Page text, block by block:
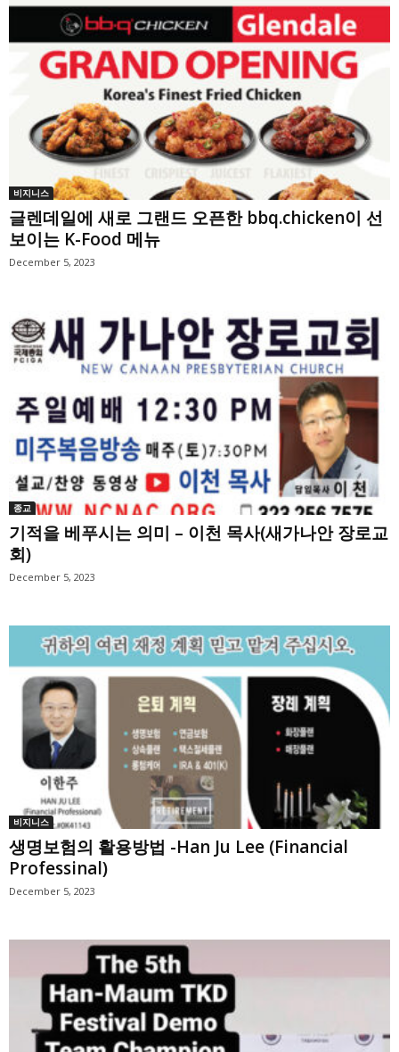
비지니스
글렌데일에 새로 그랜드 오픈한 bbq.chicken이 선
보이는 K-Food 메뉴
December 5, 2023
종교
기적을 베푸시는 의미 – 이천 목사(새가나안 장로교
회)
December 5, 2023
비지니스
생명보험의 활용방법 -Han Ju Lee (Financial
Professinal)
December 5, 2023